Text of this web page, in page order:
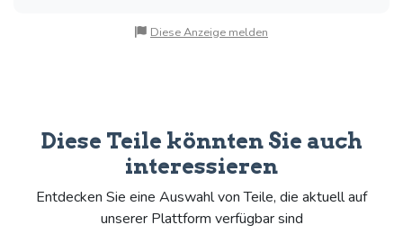
Diese Anzeige melden
Diese Teile könnten Sie auch
interessieren
Entdecken Sie eine Auswahl von Teile, die aktuell auf
unserer Plattform verfügbar sind